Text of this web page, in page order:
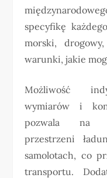
specyfikę
morski,
warunki, jakie
Możliwość
wymiarów i
pozwala na
przestrzeni
samolotach, co
transportu.